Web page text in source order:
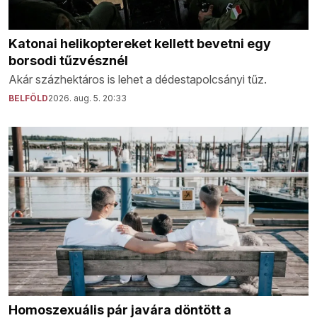
Katonai helikoptereket kellett bevetni egy
borsodi tűzvésznél
Akár százhektáros is lehet a dédestapolcsányi tűz.
BELFÖLD2026. aug. 5. 20:33
Homoszexuális pár javára döntött a